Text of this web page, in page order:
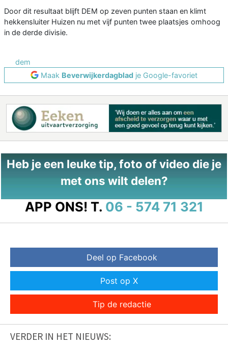
Door dit resultaat blijft DEM op zeven punten staan en klimt
hekkensluiter Huizen nu met vijf punten twee plaatsjes omhoog
in de derde divisie.
dem
Maak Beverwijkerdagblad je Google-favoriet
Heb je een leuke tip, foto of video die je
met ons wilt delen?
APP ONS! T. 06 - 574 71 321
Deel op Facebook
Post op X
Tip de redactie
VERDER IN HET NIEUWS: